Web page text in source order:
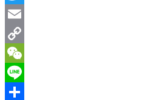
Twitter
Email
Copy
Link
WeChat
Line